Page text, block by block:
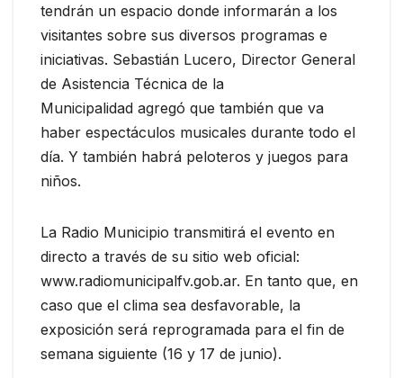
tendrán un espacio donde informarán a los
visitantes sobre sus diversos programas e
iniciativas. Sebastián Lucero, Director General
de Asistencia Técnica de la
Municipalidad agregó que también que va
haber espectáculos musicales durante todo el
día. Y también habrá peloteros y juegos para
niños.
La Radio Municipio transmitirá el evento en
directo a través de su sitio web oficial:
www.radiomunicipalfv.gob.ar. En tanto que, en
caso que el clima sea desfavorable, la
exposición será reprogramada para el fin de
semana siguiente (16 y 17 de junio).